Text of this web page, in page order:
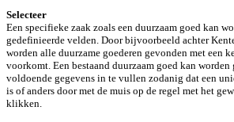
Selecteer
Een specifieke zaak zoals een duurzaam goed kan
gedefinieerde velden. Door bijvoorbeeld achter
worden alle duurzame goederen gevonden met een
voorkomt. Een bestaand duurzaam goed kan worden
voldoende gegevens in te vullen zodanig dat een
is of anders door met de muis op de regel met het
klikken.